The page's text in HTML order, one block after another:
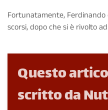
Fortunatamente,
scorsi, dopo che si è rivolto
Questo
scritto da